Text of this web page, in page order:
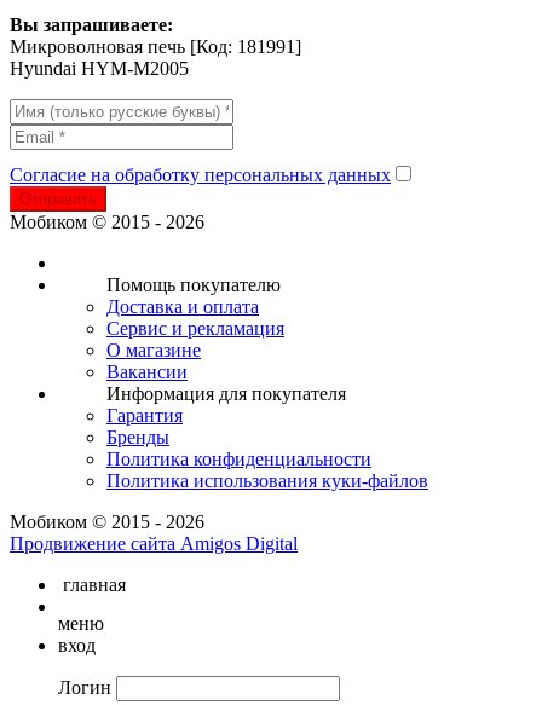
Вы запрашиваете:
Микроволновая печь [Код: 181991]
Hyundai HYM-M2005
Согласие на обработку персональных данных
Отправить
Мобиком © 2015 - 2026
Помощь покупателю
Доставка и оплата
Сервис и рекламация
О магазине
Вакансии
Информация для покупателя
Гарантия
Бренды
Политика конфиденциальности
Политика использования куки-файлов
Мобиком © 2015 - 2026
Продвижение сайта Amigos Digital
главная
меню
вход
Логин